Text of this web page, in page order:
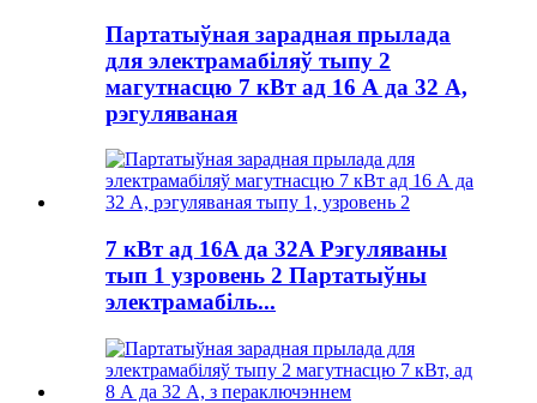
Партатыўная зарадная прылада
для электрамабіляў тыпу 2
магутнасцю 7 кВт ад 16 А да 32 А,
рэгуляваная
7 кВт ад 16A да 32A Рэгуляваны
тып 1 узровень 2 Партатыўны
электрамабіль...